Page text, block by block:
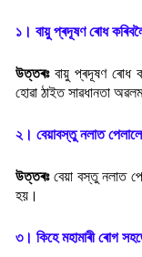
১। বায়ু প্ৰদূষণ ৰোধ
উত্তৰঃবায়ু প্ৰদূষণ ৰোধ
হোৱা ঠাইত সাৱধানতা
২। বেয়াবস্তু নলাত
উত্তৰঃবেয়া বস্তু নলাত
হয়।
৩। কিহে মহামাৰী ৰোগ